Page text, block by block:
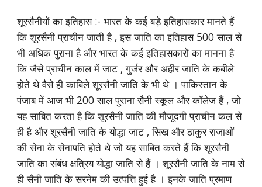
शूरसैनीयों का इतिहास :- भारत के कई बड़े इतिहासकार मानते हैं
कि शूरसैनी प्राचीन जाती है , इस जाति का इतिहास 500 साल से
भी अधिक पुराना है और भारत के कई इतिहासकारों का मानना है
कि जैसे प्राचीन काल में जाट , गुर्जर और अहीर जाति के कबीले
होते थे वैसे ही काबिले शूरसैनी जाति के भी थे । पाकिस्तान के
पंजाब में आज भी 200 साल पुराना सैनी स्कूल और कॉलेज हैं , जो
यह साबित करता है कि शूरसैनी जाति की मौजूदगी प्राचीन कल से
ही है और शूरसैनी जाति के योद्धा जाट , सिख और ठाकुर राजाओं
की सेना के सेनापति होते थे जो यह साबित करते हैं कि शूरसैनी
जाति का संबंध क्षत्रिय योद्धा जाति से हैं । शूरसैनी जाति के नाम से
ही सैनी जाति के सरनेम की उत्पत्ति हुई है । इनके जाति प्रमाण